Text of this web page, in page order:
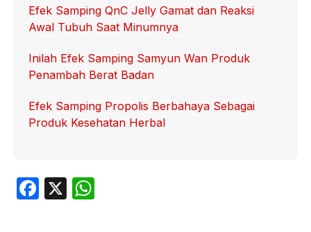
Efek Samping QnC Jelly Gamat dan Reaksi
Awal Tubuh Saat Minumnya
Inilah Efek Samping Samyun Wan Produk
Penambah Berat Badan
Efek Samping Propolis Berbahaya Sebagai
Produk Kesehatan Herbal
F
X